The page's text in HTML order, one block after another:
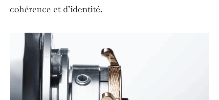
cohérence et d’identité.